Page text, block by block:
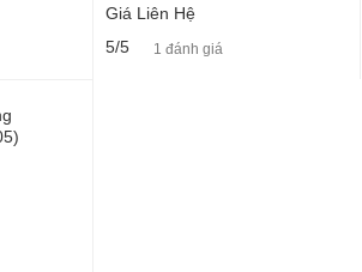
Giá Liên Hệ
5/5
1 đánh giá